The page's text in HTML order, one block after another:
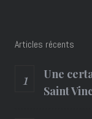
Articles récents
Une
Saint